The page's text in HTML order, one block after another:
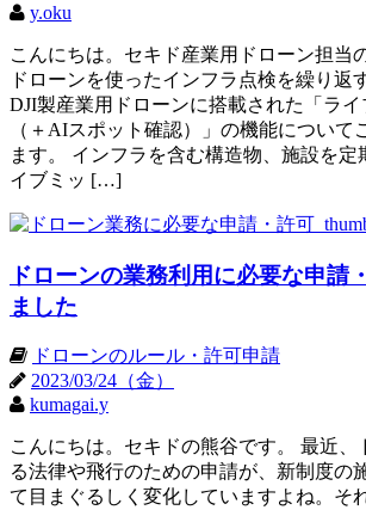
y.oku
こんにちは。セキド産業用ドローン担当
ドローンを使ったインフラ点検を繰り返
DJI製産業用ドローンに搭載された「ラ
（＋AIスポット確認）」の機能について
ます。 インフラを含む構造物、施設を定
イブミッ […]
ドローンの業務利用に必要な申請
ました
ドローンのルール・許可申請
2023/03/24（金）
kumagai.y
こんにちは。セキドの熊谷です。 最近、
る法律や飛行のための申請が、新制度の
て目まぐるしく変化していますよね。そ